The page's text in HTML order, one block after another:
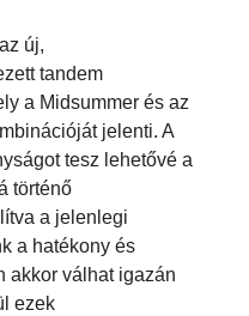
új,
tandem
a Midsummer és az
jelenti. A
tesz lehetővé a
történő
a jelenlegi
a hatékony és
akkor válhat igazán
ezek